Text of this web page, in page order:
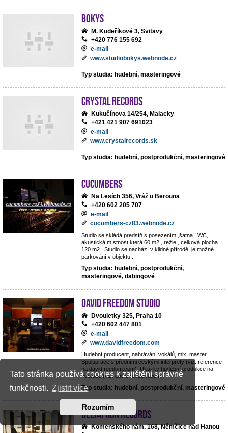
Tato stránka používá cookies k zajištění správné
funkčnosti. Zjistit více
Rozumím
BoKys
M. Kudeříkové 3, Svitavy
+420 776 155 692
e-mail
www.studiobokys.webnode.cz
Typ studia: hudební, masteringové
Crystal Records
Kukučínova 14/254, Malacky
+421 421 907 691023
e-mail
www.crystalrecords.sk
Typ studia: hudební, postprodukční, masteringové
cucumbers
Na Lesích 356, Vráž u Berouna
+420 602 205 707
e-mail
cucumbers-cz83.webnode.cz
Studio se skládá predsíň s posezením ,šatna , WC,
akustická místnost která 60 m2 , režie , celková plocha
120 m2 . Studio se nachází v klidné přírodě. je možné
parkování v objektu .
Typ studia: hudební, postprodukční,
masteringové, dabingové
David Freedom studio
Dvouletky 325, Praha 10
+420 602 447 801
e-mail
www.davidfreedom.com
Hudební producent, nahrávání vokálů, mix, master.
Spolupráce s předními českými interprety (viz. reference
na davidfreedom.com). Ukázky hudební produkce na
Youtube (viz. davidfreedom.com)
Typ studia: hudební, postprodukční, masteringové
Deltaphon records
Komenského nám. 168, Němčice nad Hanou